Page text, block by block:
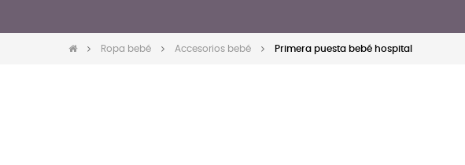
Ropa bebé Accesorios bebé Primera puesta bebé hospital